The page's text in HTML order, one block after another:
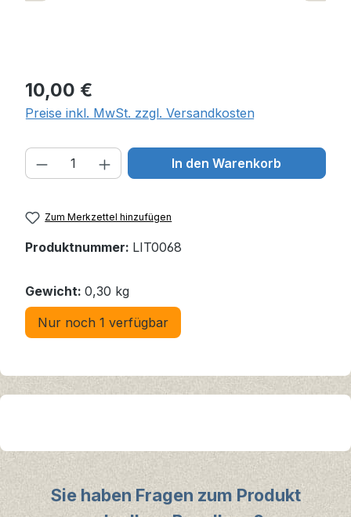
Regulärer Preis:
10,00 €
Preise inkl. MwSt. zzgl. Versandkosten
Produkt Anzahl: Gib den
In den Warenkorb
Zum Merkzettel hinzufügen
Produktnummer: LIT0068
Gewicht: 0,30 kg
Nur noch 1 verfügbar
Sie haben Fragen zum Produkt